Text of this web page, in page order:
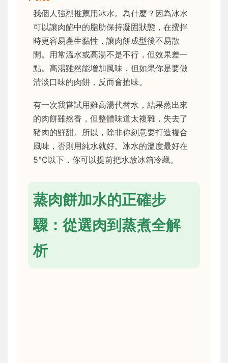
我個人強烈推薦用冰水。為什麼？因為冰水
可以讓肉餡中的脂肪保持凝固狀態，在攪拌
時更容易產生黏性，讓肉餅成型後不易散
開。用常溫水或高湯不是不行，但效果差一
點。高湯雖然能增加風味，但如果你是要做
清淡口味的肉餅，反而會搶味。
有一次我嘗試用雞高湯代替水，結果蒸出來
的肉餅雖然香，但整體味道太複雜，失去了
豬肉的鮮甜。所以，除非你刻意要打造複合
風味，否則用純水就好。冰水的溫度最好在
5°C以下，你可以提前把水放冰箱冷藏。
蒸肉餅加水的正確步
驟：從選肉到蒸煮全解
析